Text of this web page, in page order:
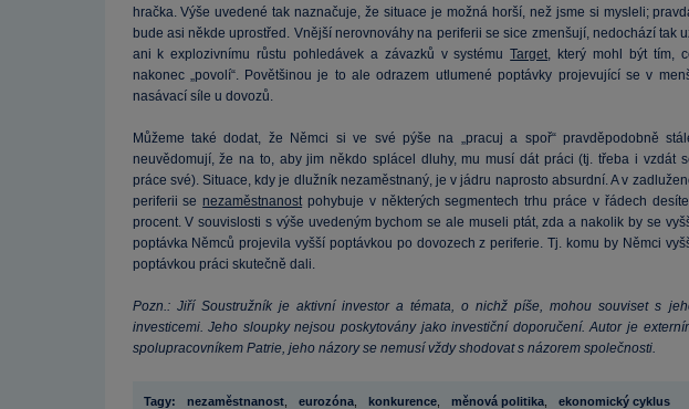
hračka. Výše uvedené tak naznačuje, že situace je možná horší, než jsme si mysleli;
bude asi někde uprostřed. Vnější nerovnováhy na periferii se sice zmenšují, nedochází tak
ani k explozivnímu růstu pohledávek a závazků v systémuTarget, který mohl být tím,
nakonec „povolí“. Povětšinou je to ale odrazem utlumené poptávky projevující se v
nasávací síle u dovozů.
Můžeme také dodat, že Němci si ve své pýše na „pracuj a spoř“ pravděpodobně
neuvědomují, že na to, aby jim někdo splácel dluhy, mu musí dát práci (tj. třeba i vzdát
práce své). Situace, kdy je dlužník nezaměstnaný, je v jádru naprosto absurdní. A v
periferii senezaměstnanostpohybuje v některých segmentech trhu práce v řádech
procent. V souvislosti s výše uvedeným bychom se ale museli ptát, zda a nakolik by se
poptávka Němců projevila vyšší poptávkou po dovozech z periferie. Tj. komu by Němci
poptávkou práci skutečně dali.
Pozn.: Jiří Soustružník je aktivní investor a témata, o nichž píše, mohou souviset s
investicemi. Jeho sloupky nejsou poskytovány jako investiční doporučení. Autor je
spolupracovníkem Patrie, jeho názory se nemusí vždy shodovat s názorem společnosti.
Tagy: nezaměstnanost, eurozóna, konkurence, měnová politika, ekonomický cyklus